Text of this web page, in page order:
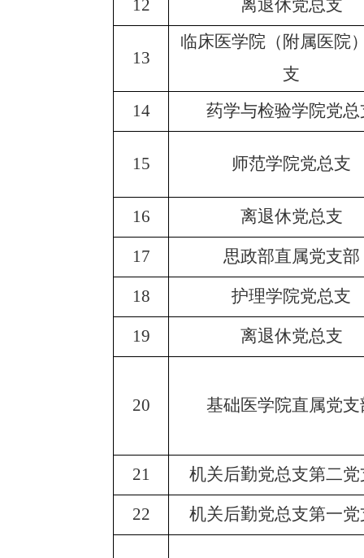
12
离退休党总支
13
临床医学院（附属医院
支
14
药学与检验学院党总
15 师范学院党总支
16 离退休党总支
17 思政部直属党支部
18 护理学院党总支
19 离退休党总支
20 基础医学院直属党支
21 机关后勤党总支第二党
22 机关后勤党总支第一党